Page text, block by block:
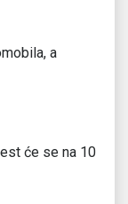
a
će se na 10